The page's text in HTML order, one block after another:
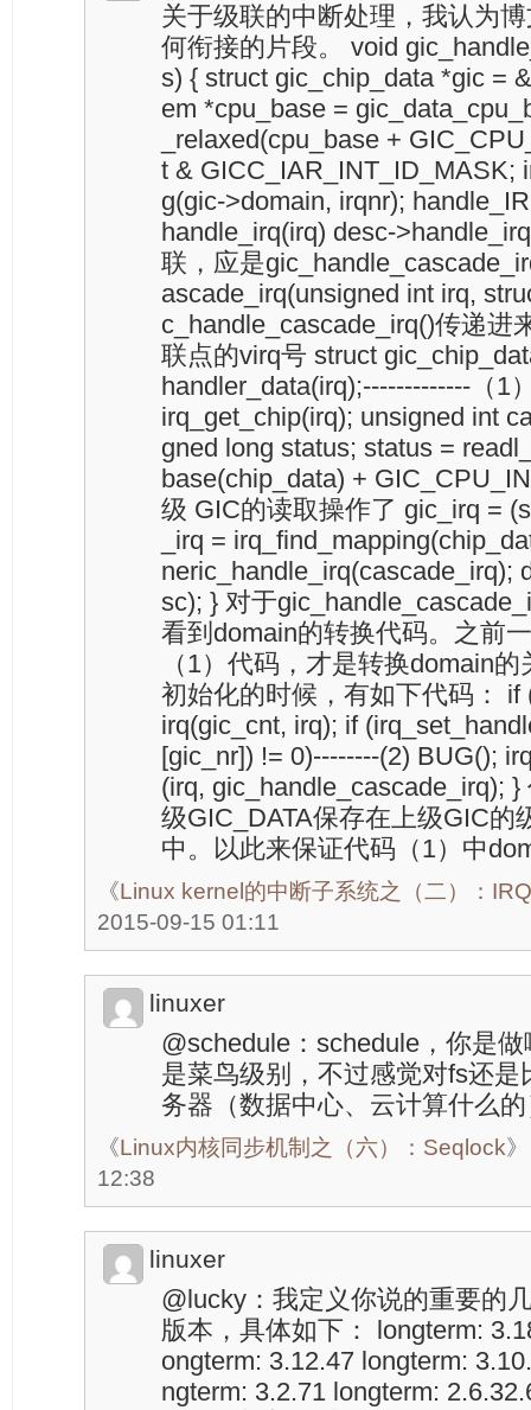
关于级联的中断处理，我认为
何衔接的片段。 void
s) { struct gic_chip_data *gic =
em *cpu_base =
_relaxed(cpu_base +
t & GICC_IAR_INT_ID_MASK;
g(gic->domain, irqnr);
handle_irq(irq) desc-
联，应是
ascade_irq(unsigned int irq,
c_handle_cascade_irq()传递进
联点的virq号 struct
handler_data(irq);-------------（1
irq_get_chip(irq); unsigned int
gned long status; status =
base(chip_data) +
级 GIC的读取操作了 gic_irq =
_irq =
neric_handle_irq(cascade_irq);
sc); } 对于
看到domain的转换代码。之前
（1）代码，才是转换domain
初始化的时候，有如下代码： if
irq(gic_cnt, irq); if
[gic_nr]) != 0)--------(2) BUG();
(irq, gic_handle_cascade_irq);
级GIC_DATA保存在上级GIC的
中。以此来保证代码（1）中
《Linux kernel的中断子系统之（二）：
2015-09-15 01:11
linuxer
@schedule：schedule，你是
是菜鸟级别，不过感觉对fs还
务器（数据中心、云计算什么
《Linux内核同步机制之（六）：Seqlock》
12:38
linuxer
@lucky：我定义你说的重要的
版本，具体如下： longterm:
ongterm: 3.12.47 longterm:
ngterm: 3.2.71 longterm: